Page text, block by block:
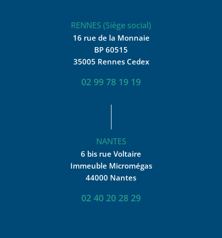
RENNES (Siège social)
16 rue de la Monnaie
BP 60515
35005 Rennes Cedex
02 99 78 19 19
NANTES
6 bis rue Voltaire
Immeuble Micromégas
44000 Nantes
02 40 20 28 29